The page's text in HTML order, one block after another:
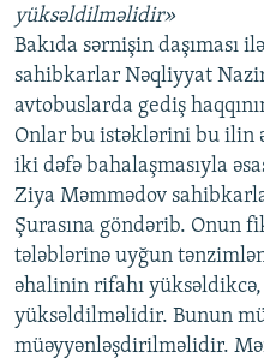
yüksəldilməlidir»
Bakıda sərnişin daşıması
sahibkarlar Nəqliyyat
avtobuslarda gediş
Onlar bu istəklərini bu ilin
iki dəfə bahalaşmasıyla
Ziya Məmmədov
Şurasına göndərib. Onun
tələblərinə uyğun
əhalinin rifahı
yüksəldilməlidir. Bunun
müəyyənləşdirilməlidir.